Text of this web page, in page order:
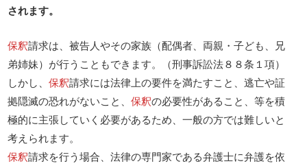
されます。
保釈請求は、被告人やその家族（配偶者、両親・子ども、兄
弟姉妹）が行うこともできます。（刑事訴訟法８８条１項）
しかし、保釈請求には法律上の要件を満たすこと、逃亡や証
拠隠滅の恐れがないこと、保釈の必要性があること、等を積
極的に主張していく必要があるため、一般の方では難しいと
考えられます。
保釈請求を行う場合、法律の専門家である弁護士に弁護を依